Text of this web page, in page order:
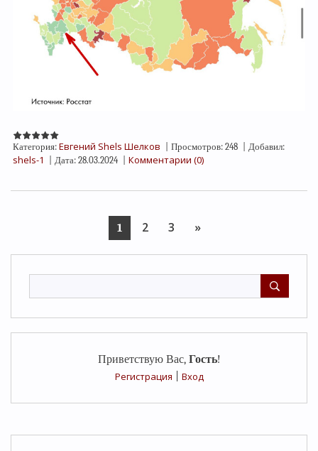
Приветствую Вас, Гость!
Регистрация
Вход
Категория: Евгений Shels Шелков Просмотров: 248 Добавил:
shels-1 Дата: 28.03.2024 Комментарии (0)
1 2 3 »